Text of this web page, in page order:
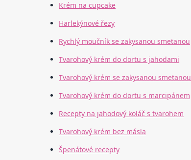
Krém na cupcake
Harlekýnové řezy
Rychlý moučník se zakysanou smetanou
Tvarohový krém do dortu s jahodami
Tvarohový krém se zakysanou smetanou
Tvarohový krém do dortu s marcipánem
Recepty na jahodový koláč s tvarohem
Tvarohový krém bez másla
Špenátové recepty